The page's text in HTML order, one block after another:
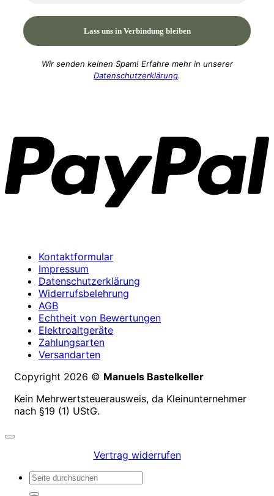
Wir senden keinen Spam! Erfahre mehr in unserer
Datenschutzerklärung.
Kontaktformular
Impressum
Datenschutzerklärung
Widerrufsbelehrung
AGB
Echtheit von Bewertungen
Elektroaltgeräte
Zahlungsarten
Versandarten
Copyright 2026 © Manuels Bastelkeller
Kein Mehrwertsteuerausweis, da Kleinunternehmer
nach §19 (1) UStG.
Vertrag widerrufen
Suchen